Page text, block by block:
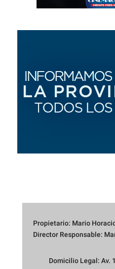
Propietario: Mario
Director Responsable:
Domicilio Legal: Av.